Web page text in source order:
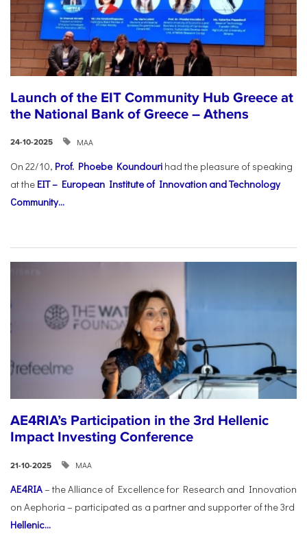
Launch of the EIT Community Hub Greece at
the National Bank of Greece – Athens
24-10-2025 ΜΑΑ
On 22/10, Prof. Phoebe Koundouri had the pleasure of speaking
at the EIT – European Institute of Innovation and Technology
Community...
AE4RIA’s Participation in the 3rd Hellenic
Impact Investing Conference
21-10-2025 ΜΑΑ
AE4RIA– the Alliance of Excellence for Research and Innovation
on Aephoria – participated as a partner and supporter of the 3rd
Hellenic...